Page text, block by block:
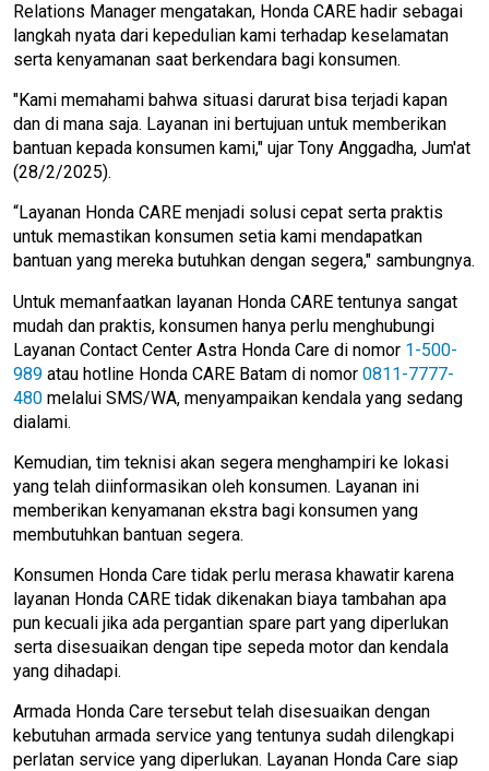
Relations Manager mengatakan, Honda CARE hadir sebagai
langkah nyata dari kepedulian kami terhadap keselamatan
serta kenyamanan saat berkendara bagi konsumen.
"Kami memahami bahwa situasi darurat bisa terjadi kapan
dan di mana saja. Layanan ini bertujuan untuk memberikan
bantuan kepada konsumen kami," ujar Tony Anggadha, Jum'at
(28/2/2025).
“Layanan Honda CARE menjadi solusi cepat serta praktis
untuk memastikan konsumen setia kami mendapatkan
bantuan yang mereka butuhkan dengan segera," sambungnya.
Untuk memanfaatkan layanan Honda CARE tentunya sangat
mudah dan praktis, konsumen hanya perlu menghubungi
Layanan Contact Center Astra Honda Care di nomor 1-500-
989 atau hotline Honda CARE Batam di nomor 0811-7777-
480 melalui SMS/WA, menyampaikan kendala yang sedang
dialami.
Kemudian, tim teknisi akan segera menghampiri ke lokasi
yang telah diinformasikan oleh konsumen. Layanan ini
memberikan kenyamanan ekstra bagi konsumen yang
membutuhkan bantuan segera.
Konsumen Honda Care tidak perlu merasa khawatir karena
layanan Honda CARE tidak dikenakan biaya tambahan apa
pun kecuali jika ada pergantian spare part yang diperlukan
serta disesuaikan dengan tipe sepeda motor dan kendala
yang dihadapi.
Armada Honda Care tersebut telah disesuaikan dengan
kebutuhan armada service yang tentunya sudah dilengkapi
perlatan service yang diperlukan. Layanan Honda Care siap